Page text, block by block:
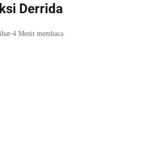
Derrida
•4 Menit membaca